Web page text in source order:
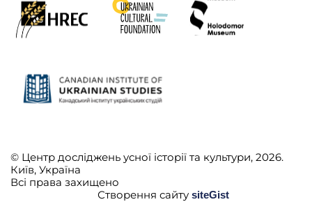
© Центр досліджень усної історії та культури, 2026.
Київ, Україна
Всі права захищено
Створення сайту siteGist